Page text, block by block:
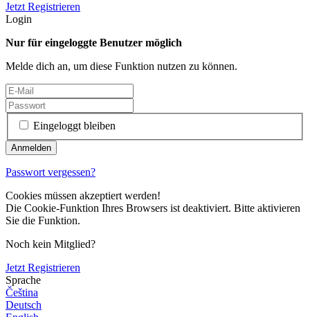
Jetzt Registrieren
Login
Nur für eingeloggte Benutzer möglich
Melde dich an, um diese Funktion nutzen zu können.
Eingeloggt bleiben
Passwort vergessen?
Cookies müssen akzeptiert werden!
Die Cookie-Funktion Ihres Browsers ist deaktiviert. Bitte aktivieren
Sie die Funktion.
Noch kein Mitglied?
Jetzt Registrieren
Sprache
Čeština
Deutsch